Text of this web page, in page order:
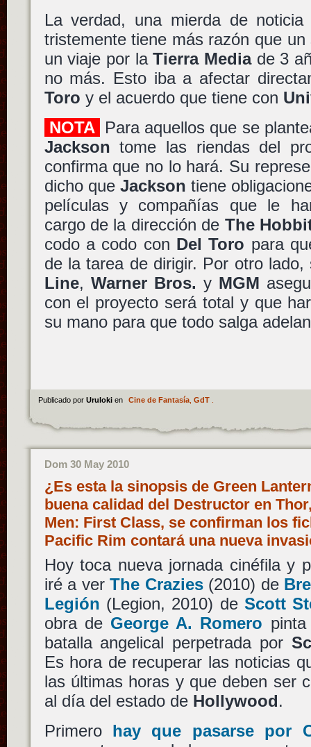
La verdad, una mierda de
tristemente tiene más razón que
un viaje por laTierra Mediade 3
no más. Esto iba a afectar
Toro y el acuerdo que tiene con
NOTA Para aquellos que se
Jackson tome las riendas del
confirma que no lo hará. Su
dicho que Jackson tiene
películas y compañías que le
cargo de la dirección de The
codo a codo con Del Toro para
de la tarea de dirigir. Por otro
Line, Warner Bros. y MGM
con el proyecto será total y que
su mano para que todo salga
Publicado por Uruloki en Cine de Fantasía, GdT.
Dom 30 May 2010
¿Es esta la sinopsis de Green
buena calidad del Destructor en
Men: First Class, se confirman los
Pacific Rim contará una nueva
Hoy toca nueva jornada cinéfila y
iré a verThe Crazies(2010) de
Legión (Legion, 2010) de Scott
obra de George A. Romero
batalla angelical perpetrada por
Es hora de recuperar las noticias
las últimas horas y que deben ser
al día del estado de Hollywood.
Primero hay que pasarse por